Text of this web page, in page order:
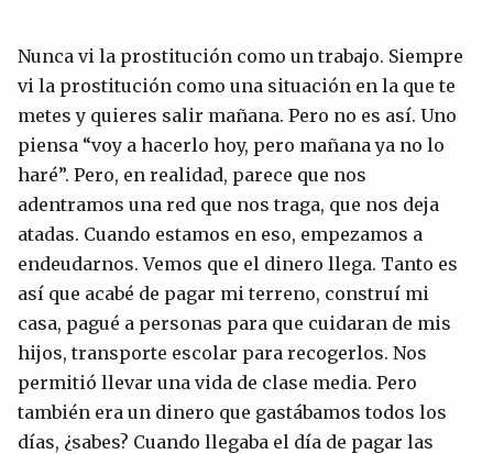
Nunca vi la prostitución como un trabajo. Siempre
vi la prostitución como una situación en la que te
metes y quieres salir mañana. Pero no es así. Uno
piensa “voy a hacerlo hoy, pero mañana ya no lo
haré”. Pero, en realidad, parece que nos
adentramos una red que nos traga, que nos deja
atadas. Cuando estamos en eso, empezamos a
endeudarnos. Vemos que el dinero llega. Tanto es
así que acabé de pagar mi terreno, construí mi
casa, pagué a personas para que cuidaran de mis
hijos, transporte escolar para recogerlos. Nos
permitió llevar una vida de clase media. Pero
también era un dinero que gastábamos todos los
días, ¿sabes? Cuando llegaba el día de pagar las